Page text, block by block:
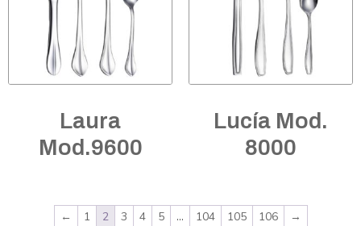
Laura
Mod.9600
Lucía Mod.
8000
← 1 2 3 4 5 … 104 105 106 →